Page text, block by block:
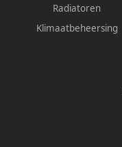
Radiatoren
Klimaatbeheersing